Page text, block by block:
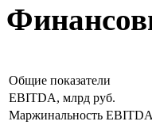
Общие показатели
EBITDA, млрд руб.
Маржинальность